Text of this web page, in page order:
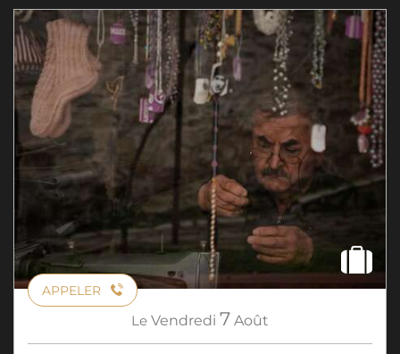
APPELER
Le Vendredi 7 Août